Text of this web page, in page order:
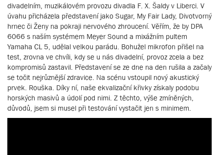
divadelním, muzikálovém provozu divadla F. X. Šaldy v Liberci. V
úvahu přicházela představení jako Sugar, My Fair Lady, Divotvorný
hrnec či Ženy na pokraji nervového zhroucení. Věřím, že by DPA
6066 s naším systémem Meyer Sound a mixážním pultem
Yamaha CL 5, udělal velkou parádu. Bohužel mikrofon přišel na
test, zrovna ve chvíli, kdy se u nás divadelní, provoz zcela a bez
kompromisů zastavil. Představení se ze dne na den rušila a začaly
se točit nejrůznější zdravice. Na scénu vstoupil nový akustický
prvek. Rouška. Díky ní, naše ekvalizační křivky získaly podobu
horských masivů a údolí pod nimi. Z těchto, výše zmíněných,
důvodů, jsem si musel při testování vystačit jen s minimem.